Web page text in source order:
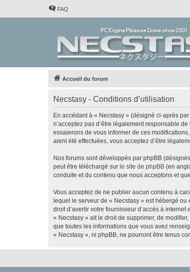
FAQ
Accueil du forum
Necstasy - Conditions d’utilisation
En accédant à « Necstasy » (désigné ci-après
n’acceptez pas d’être légalement responsable
essaierons de vous informer de ces
aient été effectuées, vous acceptez d’être
Nos forums sont développés par phpBB
peut être téléchargé sur le site de phpBB (en
conduite et du contenu que nous acceptons et
Vous acceptez de ne publier aucun contenu à
lequel le serveur de « Necstasy » est hébergé
droit d’avertir votre fournisseur d’accès à
« Necstasy » ait le droit de supprimer, de
que toutes les informations que vous avez
« Necstasy », ni phpBB, ne pourront être tenus